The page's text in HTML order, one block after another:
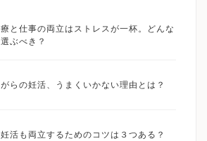
と仕事の両立はストレスが一杯。どんな
ぶべき？
らの妊活、うまくいかない理由とは？
活も両立するためのコツは３つある？